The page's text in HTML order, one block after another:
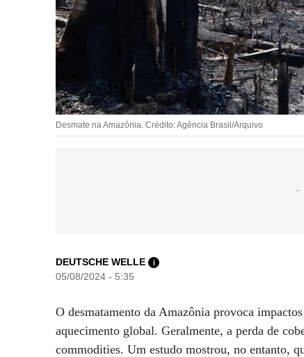
Desmate na Amazônia. Crédito: Agência Brasil/Arquivo
DEUTSCHE WELLE i
05/08/2024 - 5:35
O desmatamento da Amazônia provoca
aquecimento global. Geralmente, a perda de
commodities. Um estudo mostrou, no entanto,